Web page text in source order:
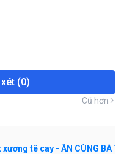
(0)
Cũ hơn
cay - ĂN CÙNG BÀ TUYẾT